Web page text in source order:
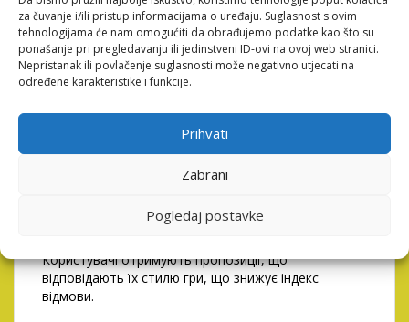
za čuvanje i/ili pristup informacijama o uređaju. Suglasnost s ovim
tehnologijama će nam omogućiti da obrađujemo podatke kao što su
ponašanje pri pregledavanju ili jedinstveni ID-ovi na ovoj web stranici.
Nepristanak ili povlačenje suglasnosti može negativno utjecati na
određene karakteristike i funkcije.
Prihvati
Zabrani
Pogledaj postavke
Персоналізова
ні
рекомендації
Увеличення
часу гри
Потребує
даних
Фільтри тем
Пошук
потрібних
слотів
Може
Персоналізовані рекомендації
Користувачі отримують пропозиції, що
відповідають їх стилю гри, що знижує індекс
відмови.